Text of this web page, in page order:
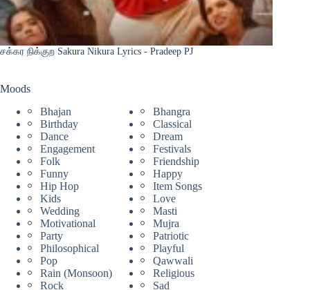
சக்கர நிக்குற Sakura Nikura Lyrics - Pradeep PJ
Moods
Bhajan
Bhangra
Birthday
Classical
Dance
Dream
Engagement
Festivals
Folk
Friendship
Funny
Happy
Hip Hop
Item Songs
Kids
Love
Wedding
Masti
Motivational
Mujra
Party
Patriotic
Philosophical
Playful
Pop
Qawwali
Rain (Monsoon)
Religious
Rock
Sad